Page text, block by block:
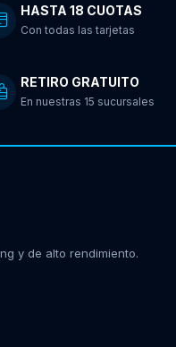
HASTA 18 CUOTAS
Con todas las tarjetas
RETIRO GRATUITO
En nuestras 15 sucursales
y de alto rendimiento.